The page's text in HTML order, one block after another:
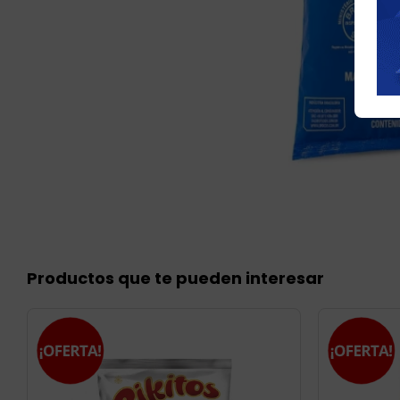
Productos que te pueden interesar